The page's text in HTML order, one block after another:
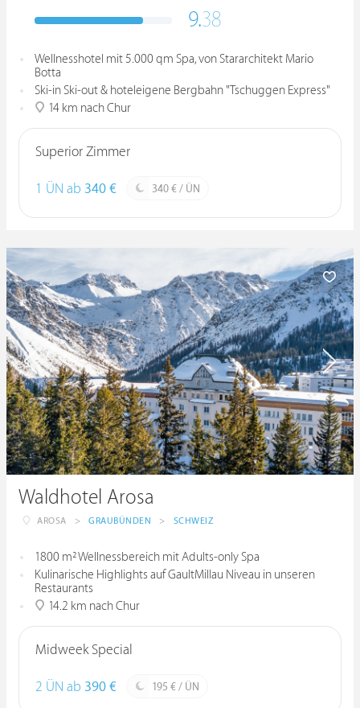
9.38
Wellnesshotel mit 5.000 qm Spa, von Stararchitekt Mario
Botta
Ski-in Ski-out & hoteleigene Bergbahn "Tschuggen Express"
14 km nach Chur
Superior Zimmer
1 ÜN ab 340 € 340 € / ÜN
Waldhotel Arosa
AROSA > GRAUBÜNDEN > SCHWEIZ
1800 m² Wellnessbereich mit Adults-only Spa
Kulinarische Highlights auf GaultMillau Niveau in unseren
Restaurants
14.2 km nach Chur
Midweek Special
2 ÜN ab 390 € 195 € / ÜN